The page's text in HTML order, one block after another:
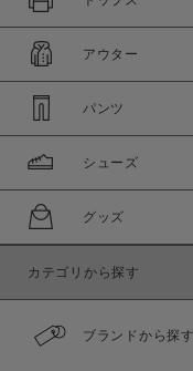
アウター
パンツ
シューズ
グッズ
カテゴリから探す
ブランドから探す